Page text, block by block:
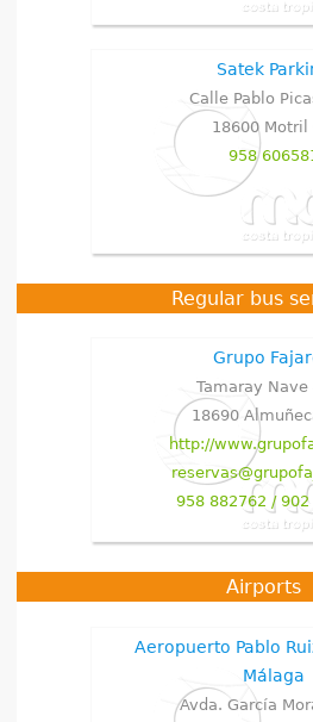
Satek
Calle Pablo
18600 Motril
958
Regular bus
Grupo
Tamaray Nave
18690
http://
958 882762 /
Airports
Aeropuerto Pablo
Málaga
Avda. García